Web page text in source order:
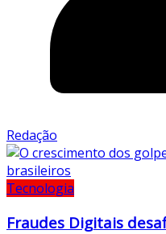
Redação
Tecnologia
Fraudes Digitais